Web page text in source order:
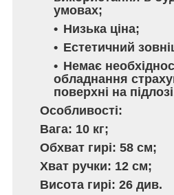
умовах;
Низька ціна;
Естетичний
Немає
обладнання
поверхні на
Особливості:
Вага: 10 кг;
Обхват гирі: 58 см;
Хват ручки: 12 см;
Висота гирі: 26 див.